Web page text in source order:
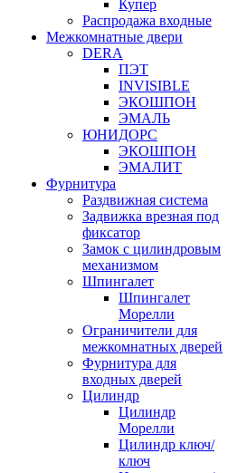
Купер
Распродажа входные
Межкомнатные двери
DERA
ПЭТ
INVISIBLE
ЭКОШПОН
ЭМАЛЬ
ЮНИДОРС
ЭКОШПОН
ЭМАЛИТ
Фурнитура
Раздвижная система
Задвижка врезная под
фиксатор
Замок с цилиндровым
механизмом
Шпингалет
Шпингалет
Морелли
Ограничители для
межкомнатных дверей
Фурнитура для
входных дверей
Цилиндр
Цилиндр
Морелли
Цилиндр ключ/
ключ